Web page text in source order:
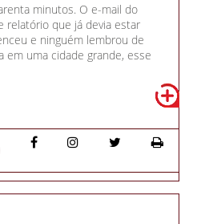
minutos. O e-mail do
relatório que já devia estar
e ninguém lembrou de
em uma cidade grande, esse